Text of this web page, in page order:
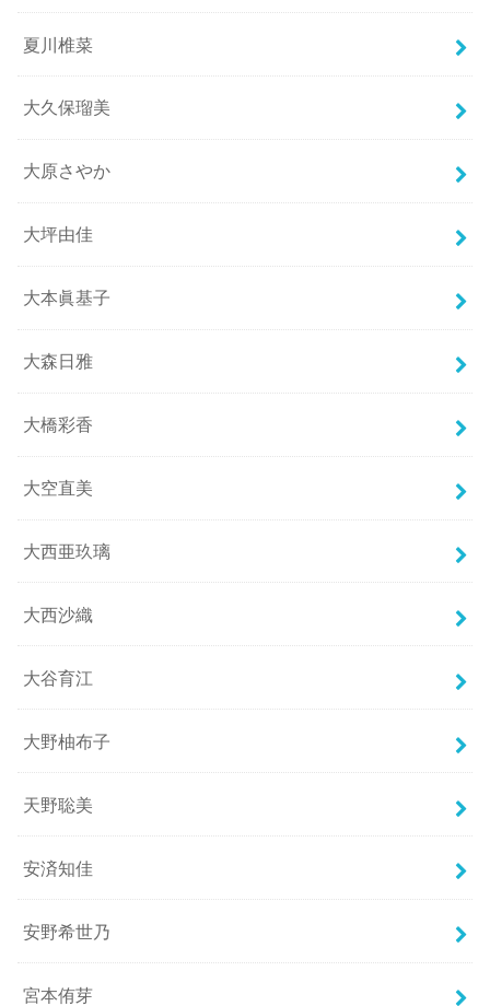
夏川椎菜
大久保瑠美
大原さやか
大坪由佳
大本眞基子
大森日雅
大橋彩香
大空直美
大西亜玖璃
大西沙織
大谷育江
大野柚布子
天野聡美
安済知佳
安野希世乃
宮本侑芽